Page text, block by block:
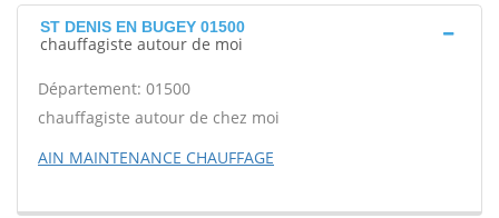
ST DENIS EN BUGEY 01500
chauffagiste autour de moi
Département: 01500
chauffagiste autour de chez moi
AIN MAINTENANCE CHAUFFAGE